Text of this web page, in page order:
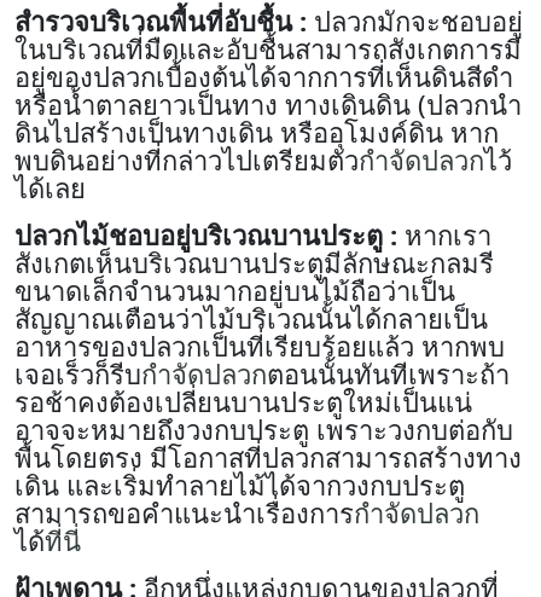
สำรวจบริเวณพื้นที่อับชื้น : ปลวกมักจะชอบอยู่
ในบริเวณที่มืดและอับชื้นสามารถสังเกตการมี
อยู่ของปลวกเบื้องต้นได้จากการที่เห็นดินสีดำ
หรือน้ำตาลยาวเป็นทาง ทางเดินดิน (ปลวกนำ
ดินไปสร้างเป็นทางเดิน หรืออุโมงค์ดิน หาก
พบดินอย่างที่กล่าวไปเตรียมตัวกำจัดปลวกไว้
ได้เลย
ปลวกไม้ชอบอยู่บริเวณบานประตู : หากเรา
สังเกตเห็นบริเวณบานประตูมีลักษณะกลมรี
ขนาดเล็กจำนวนมากอยู่บนไม้ถือว่าเป็น
สัญญาณเตือนว่าไม้บริเวณนั้นได้กลายเป็น
อาหารของปลวกเป็นที่เรียบร้อยแล้ว หากพบ
เจอเร็วก็รีบกำจัดปลวกตอนนั้นทันทีเพราะถ้า
รอช้าคงต้องเปลี่ยนบานประตูใหม่เป็นแน่
อาจจะหมายถึงวงกบประตู เพราะวงกบต่อกับ
พื้นโดยตรง มีโอกาสที่ปลวกสามารถสร้างทาง
เดิน และเริ่มทำลายไม้ได้จากวงกบประตู
สามารถขอคำแนะนำเรื่องการกำจัดปลวก
ได้ที่นี่
ฝ้าเพดาน : อีกหนึ่งแหล่งกบดานของปลวกที่